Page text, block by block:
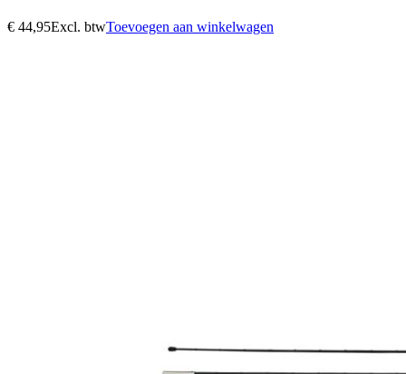
€ 44,95Excl. btwToevoegen aan winkelwagen